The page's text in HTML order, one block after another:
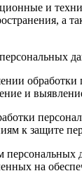
и
а
и
к защите
на